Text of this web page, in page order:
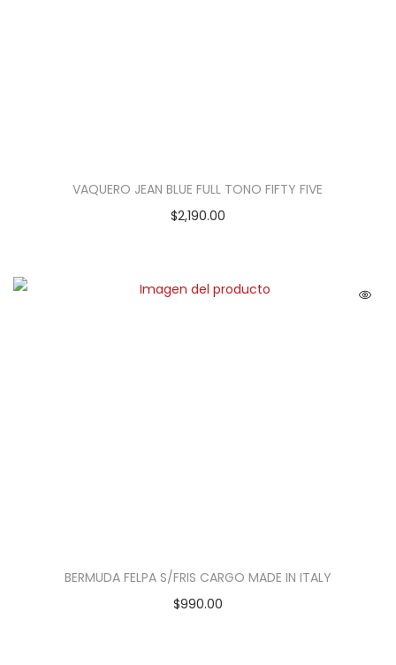
VAQUERO JEAN BLUE FULL TONO FIFTY FIVE
$2,190.00
BERMUDA FELPA S/FRIS CARGO MADE IN ITALY
$990.00